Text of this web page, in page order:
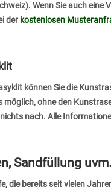
Wenn Sie auch
der kostenlosen
können Sie die
ohne den
nach. Alle
Sandfüllung uvm.
die bereits seit vielen